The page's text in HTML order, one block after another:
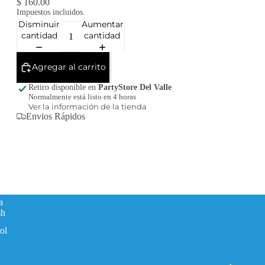
$ 160.00
Impuestos incluidos.
Disminuir
cantidad
Aumentar
cantidad
Agregar al carrito
Retiro disponible en PartyStore Del Valle
Normalmente está listo en 4 horas
Ver la información de la tienda
Envios Rápidos